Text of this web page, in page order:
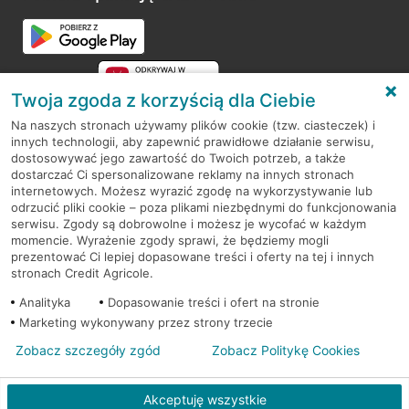
RODO
Regulamin serwisu
Mapa serwisu
PolitykaCookies
© 2026 Credit Agricole Bank Polska S.A. Wszelkie prawa zastrzeżone
Twoja zgoda z korzyścią dla Ciebie
Na naszych stronach używamy plików cookie (tzw. ciasteczek) i
innych technologii, aby zapewnić prawidłowe działanie serwisu,
dostosowywać jego zawartość do Twoich potrzeb, a także
dostarczać Ci spersonalizowane reklamy na innych stronach
internetowych. Możesz wyrazić zgodę na wykorzystywanie lub
odrzucić pliki cookie – poza plikami niezbędnymi do funkcjonowania
serwisu. Zgody są dobrowolne i możesz je wycofać w każdym
momencie. Wyrażenie zgody sprawi, że będziemy mogli
prezentować Ci lepiej dopasowane treści i oferty na tej i innych
stronach Credit Agricole.
Analityka
Dopasowanie treści i ofert na stronie
Marketing wykonywany przez strony trzecie
Akceptuję wszystkie
Zobacz szczegóły zgód Zobacz Politykę Cookies